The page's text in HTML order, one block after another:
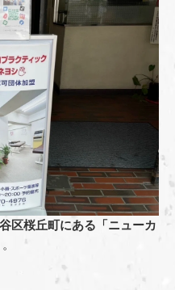
区桜丘町にある「ニューカ
。